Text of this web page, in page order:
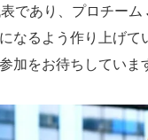
であり、プロチーム
なるよう作り上げ
加をお待ちしていま